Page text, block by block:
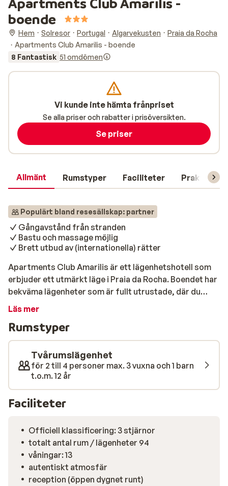
boende
Hem Solresor Portugal Algarvekusten
Praia da Rocha
Apartments Club Amarilis - boende
8 Fantastisk 51 omdömen
Allmänt Rumstyper Faciliteter Praktisk
Populärt bland resesällskap: partner
Gångavstånd från stranden
Bastu och massage möjlig
Brett utbud av (internationella) rätter
Apartments Club Amarilis är ett lägenhetshotell som
erbjuder ett utmärkt läge i Praia da Rocha. Boendet har
bekväma lägenheter som är fullt utrustade, där du
enkelt kan tillaga dina måltider. Sandstranden ligger
promenad längs vattenbrynet, bada och koppla av på
en solstol för att sedan njuta av en god lunch. Väljer du
att ”stanna hemma” kan du njuta av svalkande dopp i
poolen eller besöka boendets wellness-avdelning,
kanske kopplar du av i bastun, simma några längder i
inomhuspoolen eller koppla av med en lugnande
massage. Restaurang samt bar och poolbar finns på
Läs mer
Rumstyper
Tvårumslägenhet
för 2 till 4 personer max. 3 vuxna och 1 barn
t.o.m. 12 år
Faciliteter
Officiell klassificering: 3 stjärnor
totalt antal rum / lägenheter 94
våningar: 13
autentiskt atmosfär
reception (öppen dygnet runt)
Vi kunde inte hämta frånpriset
Se alla priser och rabatter i prisöversikten.
Se priser